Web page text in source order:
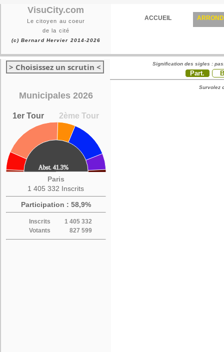
VisuCity.com
Le citoyen au coeur
de la cité
(c) Bernard Hervier 2014-2026
ACCUEIL
> Choisissez un scrutin <
Municipales 2026
1er Tour 2ème Tour
Paris
1 405 332 Inscrits
Participation : 58,9%
Inscrits
1 405 332
Votants
827 599
Signification des sigles :
Part.
Survolez